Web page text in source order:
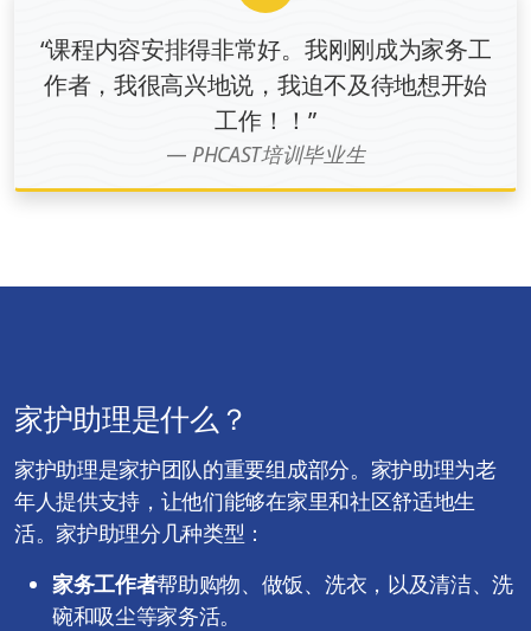
“课程内容安排得非常好。我刚刚成为家务工
作者，我很高兴地说，我迫不及待地想开始
工作！！”
PHCAST培训毕业生
家护助理是什么？
家护助理是家护团队的重要组成部分。家护助理为老
年人提供支持，让他们能够在家里和社区舒适地生
活。家护助理分几种类型：
家务工作者帮助购物、做饭、洗衣，以及清洁、洗
碗和吸尘等家务活。